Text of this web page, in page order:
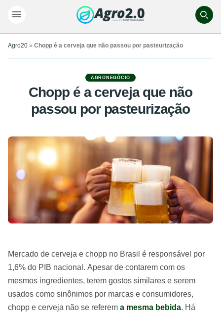
Agro20 » Chopp é a cerveja que não passou por pasteurização
AGRONEGÓCIO
Chopp é a cerveja que não
passou por pasteurização
Mercado de cerveja e chopp no Brasil é responsável por
1,6% do PIB nacional. Apesar de contarem com os
mesmos ingredientes, terem gostos similares e serem
usados como sinônimos por marcas e consumidores,
chopp e cerveja não se referem a mesma bebida. Há